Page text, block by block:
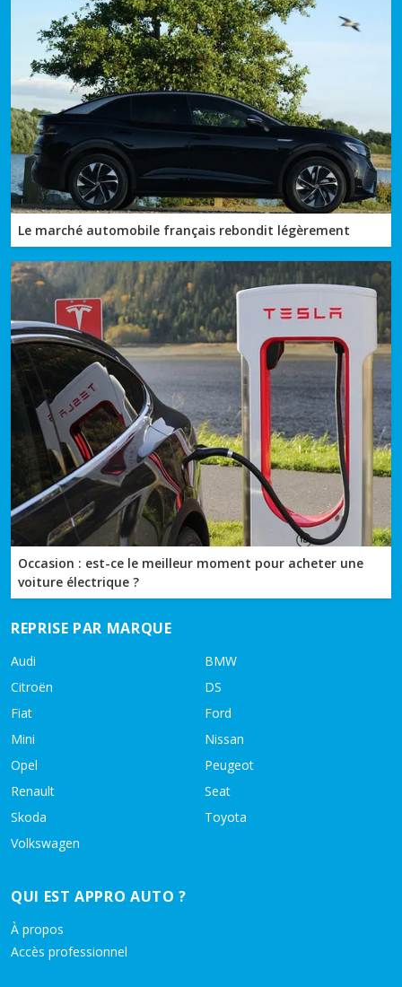
Le marché automobile français rebondit légèrement
Occasion : est-ce le meilleur moment pour acheter une
voiture électrique ?
REPRISE PAR MARQUE
Audi
BMW
Citroën
DS
Fiat
Ford
Mini
Nissan
Opel
Peugeot
Renault
Seat
Skoda
Toyota
Volkswagen
QUI EST APPRO AUTO ?
À propos
Accès professionnel